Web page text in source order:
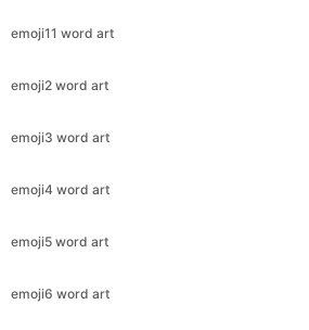
emoji11 word art
emoji2 word art
emoji3 word art
emoji4 word art
emoji5 word art
emoji6 word art